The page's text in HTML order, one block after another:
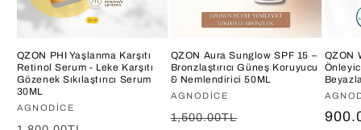
QZON PHI Yaşlanma Karşıtı
Retinol Serum - Leke Karşıtı
Gözenek Sıkılaştırıcı Serum
30ML
Satıcı:
AGNODICE
QZON Aura Sunglow SPF 15 –
Bronzlaştırıcı Güneş Koruyucu
& Nemlendirici 50ML
Satıcı:
AGNODICE
Normal
1,500.00TL
QZON